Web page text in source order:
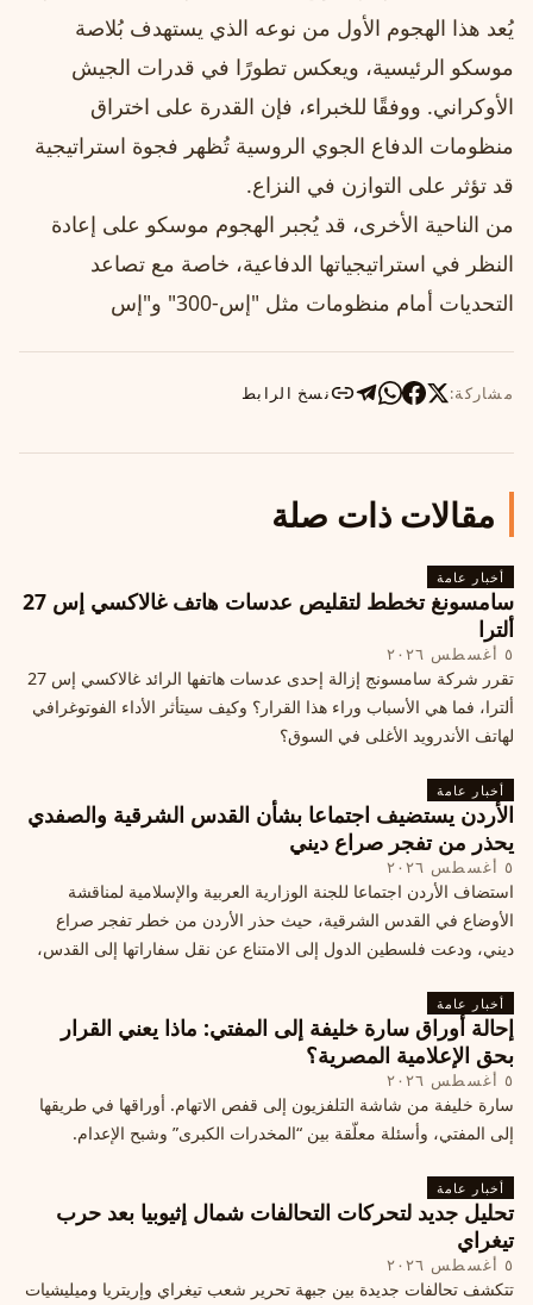
يُعد هذا الهجوم الأول من نوعه الذي يستهدف بُلاصة
موسكو الرئيسية، ويعكس تطورًا في قدرات الجيش
الأوكراني. ووفقًا للخبراء، فإن القدرة على اختراق
منظومات الدفاع الجوي الروسية تُظهر فجوة استراتيجية
قد تؤثر على التوازن في النزاع.
من الناحية الأخرى، قد يُجبر الهجوم موسكو على إعادة
النظر في استراتيجياتها الدفاعية، خاصة مع تصاعد
التحديات أمام منظومات مثل "إس-300" و"إس
مشاركة: نسخ الرابط
مقالات ذات صلة
أخبار عامة
سامسونغ تخطط لتقليص عدسات هاتف غالاكسي إس 27
ألترا
٥ أغسطس ٢٠٢٦
تقرر شركة سامسونج إزالة إحدى عدسات هاتفها الرائد غالاكسي إس 27
ألترا، فما هي الأسباب وراء هذا القرار؟ وكيف سيتأثر الأداء الفوتوغرافي
لهاتف الأندرويد الأغلى في السوق؟
أخبار عامة
الأردن يستضيف اجتماعا بشأن القدس الشرقية والصفدي
يحذر من تفجر صراع ديني
٥ أغسطس ٢٠٢٦
استضاف الأردن اجتماعا للجنة الوزارية العربية والإسلامية لمناقشة
الأوضاع في القدس الشرقية، حيث حذر الأردن من خطر تفجر صراع
ديني، ودعت فلسطين الدول إلى الامتناع عن نقل سفاراتها إلى القدس،
أخبار عامة
إحالة أوراق سارة خليفة إلى المفتي: ماذا يعني القرار
بحق الإعلامية المصرية؟
٥ أغسطس ٢٠٢٦
سارة خليفة من شاشة التلفزيون إلى قفص الاتهام. أوراقها في طريقها
إلى المفتي، وأسئلة معلّقة بين “المخدرات الكبرى” وشبح الإعدام.
أخبار عامة
تحليل جديد لتحركات التحالفات شمال إثيوبيا بعد حرب
تيغراي
٥ أغسطس ٢٠٢٦
تتكشف تحالفات جديدة بين جبهة تحرير شعب تيغراي وإريتريا وميليشيات